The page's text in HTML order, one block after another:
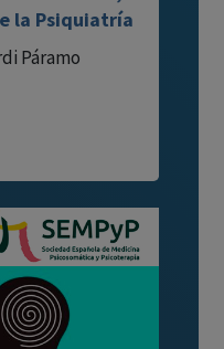
la Psiquiatría
Páramo